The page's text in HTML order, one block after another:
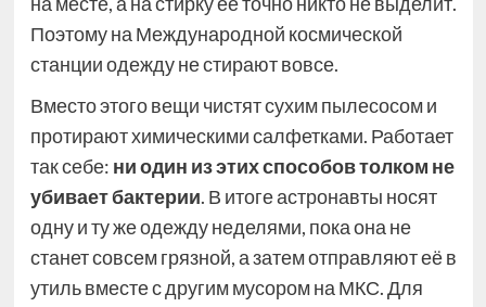
Поэтому на Международной космической
станции одежду не стирают вовсе.
Вместо этого вещи чистят сухим пылесосом и
протирают химическими салфетками. Работает
так себе: ни один из этих способов толком не
убивает бактерии. В итоге астронавты носят
одну и ту же одежду неделями, пока она не
станет совсем грязной, а затем отправляют её в
утиль вместе с другим мусором на МКС. Для